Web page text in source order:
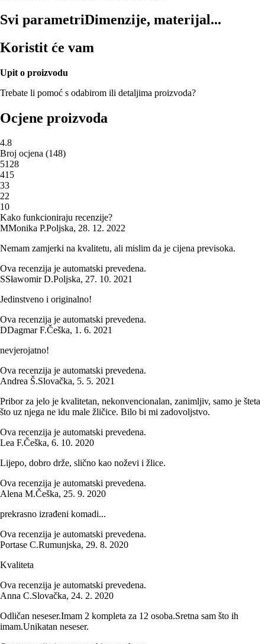
Svi parametriDimenzije, materijal...
Koristit će vam
Upit o proizvodu
Trebate li pomoć s odabirom ili detaljima proizvoda?
Ocjene proizvoda
4.8
Broj ocjena (148)
5128
415
33
22
10
Kako funkcioniraju recenzije?
MMonika P.Poljska, 28. 12. 2022
Nemam zamjerki na kvalitetu, ali mislim da je cijena previsoka.
Ova recenzija je automatski prevedena.
SSławomir D.Poljska, 27. 10. 2021
Jedinstveno i originalno!
Ova recenzija je automatski prevedena.
DDagmar F.Češka, 1. 6. 2021
nevjerojatno!
Ova recenzija je automatski prevedena.
Andrea Š.Slovačka, 5. 5. 2021
Pribor za jelo je kvalitetan, nekonvencionalan, zanimljiv, samo je šteta
što uz njega ne idu male žličice. Bilo bi mi zadovoljstvo.
Ova recenzija je automatski prevedena.
Lea F.Češka, 6. 10. 2020
Lijepo, dobro drže, slično kao noževi i žlice.
Ova recenzija je automatski prevedena.
Alena M.Češka, 25. 9. 2020
prekrasno izrađeni komadi...
Ova recenzija je automatski prevedena.
Portase C.Rumunjska, 29. 8. 2020
Kvaliteta
Ova recenzija je automatski prevedena.
Anna C.Slovačka, 24. 2. 2020
Odličan neseser.Imam 2 kompleta za 12 osoba.Sretna sam što ih
imam.Unikatan neseser.